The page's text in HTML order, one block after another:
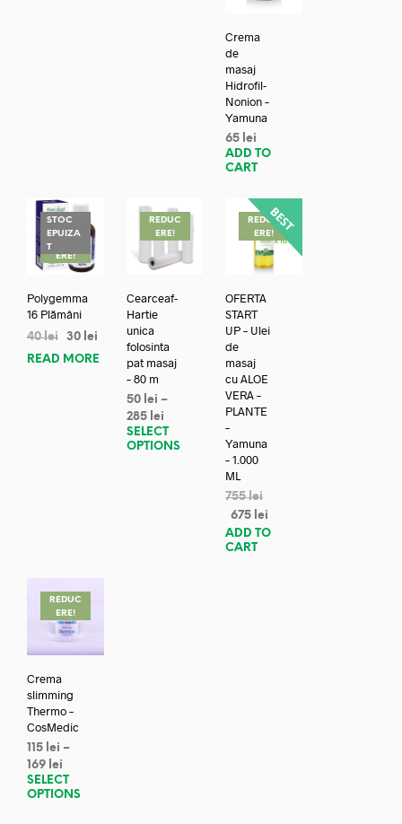
Crema
de
masaj
Hidrofil-
Nonion –
Yamuna
65 lei
ADD TO
CART
STOC
EPUIZA
TREDUC
ERE!
Polygemma
16 Plămâni
40lei 30 lei
READ MORE
REDUC
ERE!
Cearceaf-
Hartie
unica
folosinta
pat masaj
– 80 m
50 lei –
285 lei
SELECT
OPTIONS
REDUC
ERE!
OFERTA
START
UP – Ulei
de
masaj
cu ALOE
VERA –
PLANTE
–
Yamuna
– 1.000
ML
755lei
675 lei
ADD TO
CART
REDUC
ERE!
Crema
slimming
Thermo –
CosMedic
115 lei –
169 lei
SELECT
OPTIONS